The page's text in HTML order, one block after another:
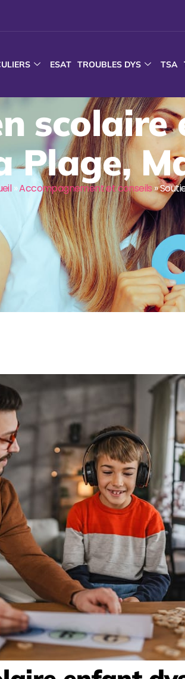
ESAT TROUBLES DYS TSA
scolaire
Plage,
»Accompagnement et conseils»